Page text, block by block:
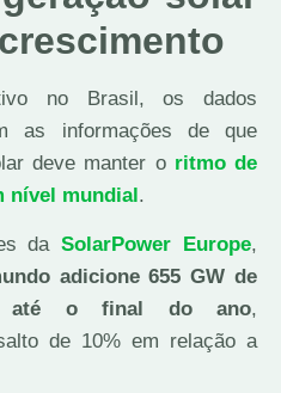
no Brasil, os dados
as informações de que
deve manter o ritmo de
nível mundial.
daSolarPower Europe,
adicione 655 GW de
até o final do ano,
de 10% em relação a